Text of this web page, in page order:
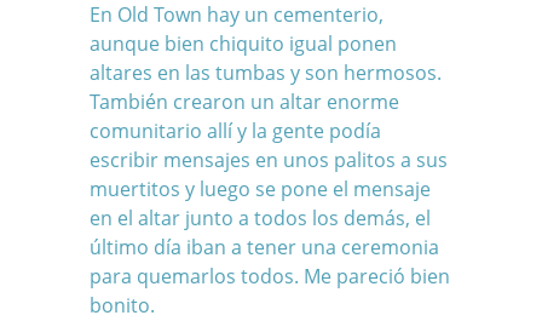
En Old Town hay un cementerio,
aunque bien chiquito igual ponen
altares en las tumbas y son hermosos.
También crearon un altar enorme
comunitario allí y la gente podía
escribir mensajes en unos palitos a sus
muertitos y luego se pone el mensaje
en el altar junto a todos los demás, el
último día iban a tener una ceremonia
para quemarlos todos. Me pareció bien
bonito.